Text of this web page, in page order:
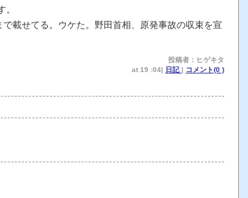
載せてる。ウケた。野田首相、原発事故の収束を宣
投稿者：ヒゲキタ
at 19 :04| 日記| コメント(0 )